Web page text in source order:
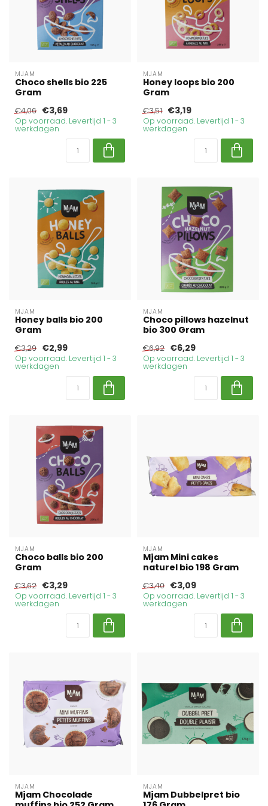
MJAM
Choco shells bio 225
Gram
€4,06 €3,69
Op voorraad. Levertijd 1 - 3
werkdagen
MJAM
Honey loops bio 200
Gram
€3,51 €3,19
Op voorraad. Levertijd 1 - 3
werkdagen
MJAM
Honey balls bio 200
Gram
€3,29 €2,99
Op voorraad. Levertijd 1 - 3
werkdagen
MJAM
Choco pillows hazelnut
bio 300 Gram
€6,92 €6,29
Op voorraad. Levertijd 1 - 3
werkdagen
MJAM
Choco balls bio 200
Gram
€3,62 €3,29
Op voorraad. Levertijd 1 - 3
werkdagen
MJAM
Mjam Mini cakes
naturel bio 198 Gram
€3,40 €3,09
Op voorraad. Levertijd 1 - 3
werkdagen
MJAM
Mjam Chocolade
MJAM
Mjam Dubbelpret bio